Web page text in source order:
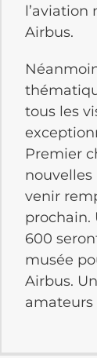
l’aviation
Airbus.
tous les
Premier
nouvelles
venir
prochain.
600
musée
Airbus.
amateurs